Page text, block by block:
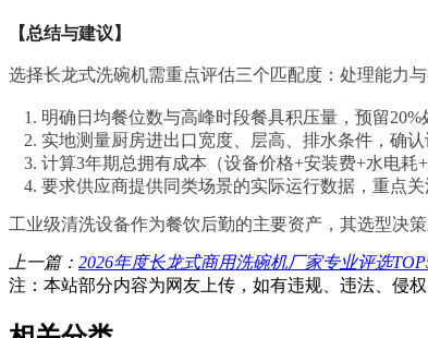
【总结与建议】
选择长龙式洗碗机需重点评估三个匹配度：处理能力
明确日均餐位数与高峰时段餐具积压量，预留20%
实地测量厨房进出口宽度、层高、排水条件，确
计算3年期总拥有成本（设备价格+安装费+水电耗
要求供应商提供同类场景的实际运行数据，重点
工业级清洗设备作为餐饮后勤的主要资产，其选型决
上一篇： 2026年度长龙式商用洗碗机厂家专业评选
注：本站部分内容为网友上传，如有违规、违法、侵